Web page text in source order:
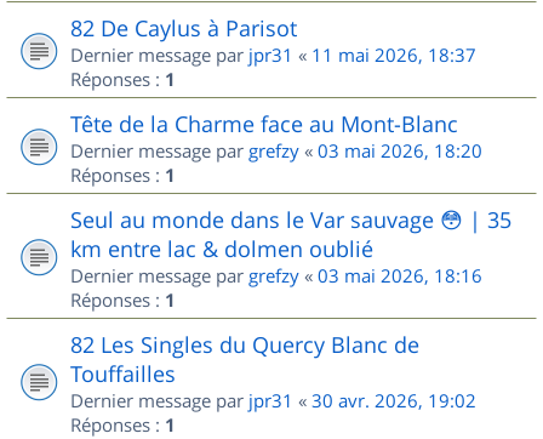
82 De Caylus à Parisot
Dernier message par jpr31 « 11 mai 2026, 18:37
Réponses : 1
Tête de la Charme face au Mont-Blanc
Dernier message par grefzy « 03 mai 2026, 18:20
Réponses : 1
Seul au monde dans le Var sauvage 😳 | 35
km entre lac & dolmen oublié
Dernier message par grefzy « 03 mai 2026, 18:16
Réponses : 1
82 Les Singles du Quercy Blanc de
Touffailles
Dernier message par jpr31 « 30 avr. 2026, 19:02
Réponses : 1